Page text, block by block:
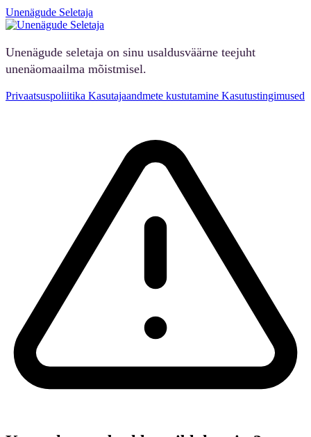
Unenägude Seletaja
Unenägude seletaja on sinu usaldusväärne teejuht
unenäomaailma mõistmisel.
Privaatsuspoliitika Kasutajaandmete kustutamine Kasutustingimused